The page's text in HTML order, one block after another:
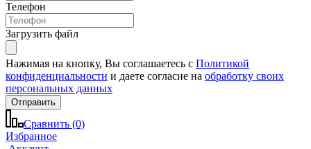
Телефон
Загрузить файл
Нажимая на кнопку, Вы соглашаетесь с Политикой
конфиденциальности и даете согласие на обработку своих
персональных данных
Отправить
Сравнить (0)
Избранное